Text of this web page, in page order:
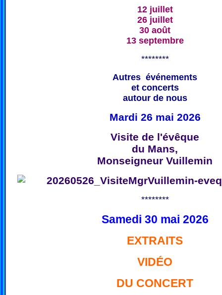
12 juillet
26 juillet
30 août
13 septembre
********
Autres événements
et concerts
autour de nous
Mardi 26 mai 2026
Visite de l'évêque
du Mans,
Monseigneur Vuillemin
********
Samedi 30 mai 2026
EXTRAITS
VIDÉO
DU CONCERT